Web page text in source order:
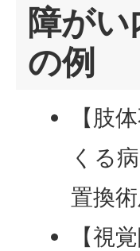
障が
の例
【肢
くる
置換
【視